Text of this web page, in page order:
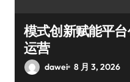
模式创新赋能平
运营
dawei 8 月 3, 2026